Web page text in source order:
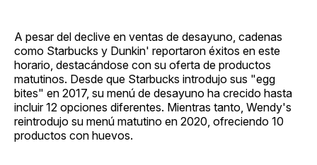
A pesar del declive en ventas de desayuno, cadenas
como Starbucks y Dunkin' reportaron éxitos en este
horario, destacándose con su oferta de productos
matutinos. Desde que Starbucks introdujo sus "egg
bites" en 2017, su menú de desayuno ha crecido hasta
incluir 12 opciones diferentes. Mientras tanto, Wendy's
reintrodujo su menú matutino en 2020, ofreciendo 10
productos con huevos.